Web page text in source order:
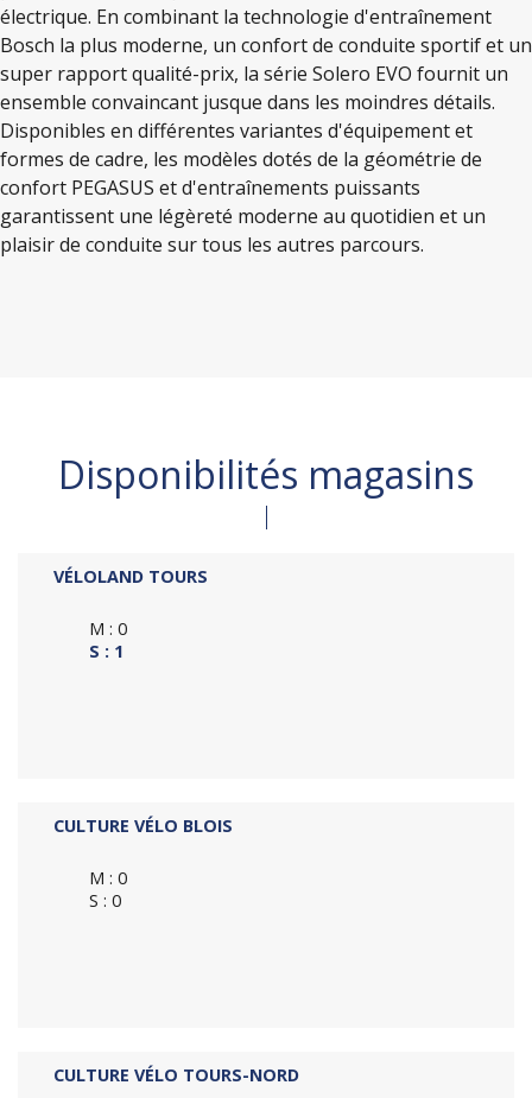
électrique. En combinant la technologie d'entraînement
Bosch la plus moderne, un confort de conduite sportif et un
super rapport qualité-prix, la série Solero EVO fournit un
ensemble convaincant jusque dans les moindres détails.
Disponibles en différentes variantes d'équipement et
formes de cadre, les modèles dotés de la géométrie de
confort PEGASUS et d'entraînements puissants
garantissent une légèreté moderne au quotidien et un
plaisir de conduite sur tous les autres parcours.
Disponibilités magasins
VÉLOLAND TOURS
M : 0
S : 1
CULTURE VÉLO BLOIS
M : 0
S : 0
CULTURE VÉLO TOURS-NORD